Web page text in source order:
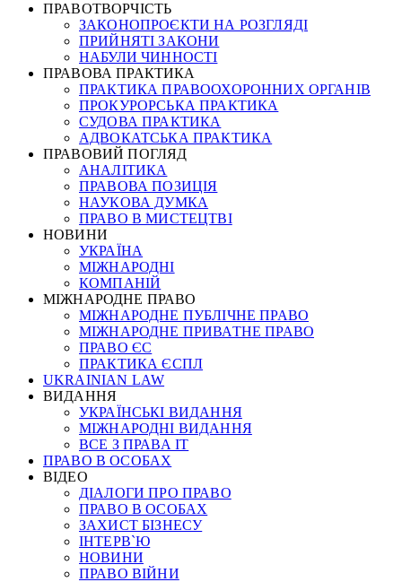
ПРАВОТВОРЧІСТЬ
ЗАКОНОПРОЄКТИ НА РОЗГЛЯДІ
ПРИЙНЯТІ ЗАКОНИ
НАБУЛИ ЧИННОСТІ
ПРАВОВА ПРАКТИКА
ПРАКТИКА ПРАВООХОРОННИХ ОРГАНІВ
ПРОКУРОРСЬКА ПРАКТИКА
СУДОВА ПРАКТИКА
АДВОКАТСЬКА ПРАКТИКА
ПРАВОВИЙ ПОГЛЯД
АНАЛІТИКА
ПРАВОВА ПОЗИЦІЯ
НАУКОВА ДУМКА
ПРАВО В МИСТЕЦТВІ
НОВИНИ
УКРАЇНА
МІЖНАРОДНІ
КОМПАНІЙ
МІЖНАРОДНЕ ПРАВО
МІЖНАРОДНЕ ПУБЛІЧНЕ ПРАВО
МІЖНАРОДНЕ ПРИВАТНЕ ПРАВО
ПРАВО ЄС
ПРАКТИКА ЄСПЛ
UKRAINIAN LAW
ВИДАННЯ
УКРАЇНСЬКІ ВИДАННЯ
МІЖНАРОДНІ ВИДАННЯ
ВСЕ З ПРАВА ІТ
ПРАВО В ОСОБАХ
ВІДЕО
ДІАЛОГИ ПРО ПРАВО
ПРАВО В ОСОБАХ
ЗАХИСТ БІЗНЕСУ
ІНТЕРВ`Ю
НОВИНИ
ПРАВО ВІЙНИ